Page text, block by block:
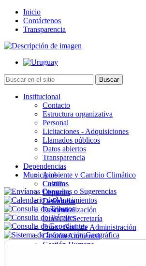
Inicio
Contáctenos
Transparencia
Institucional
Contacto
Estructura organizativa
Personal
Licitaciones - Adquisiciones
Llamados públicos
Datos abiertos
Transparencia
Dependencias
Ambiente y Cambio Climático
Cultura
Deportes
Desarrollo
Descentralización
Direc. de Secretaría
Direc. Gral. de Administración
Gestión Ambiental
Gestión Humana
Municipios
Castillos
Chuy
La Paloma
Lascano